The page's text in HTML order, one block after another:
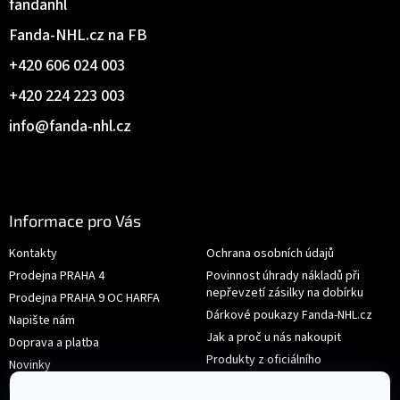
info@fanda-nhl.cz
+420 224 223 003
+420 606 024 003
Fanda-NHL.cz na FB
fandanhl
Informace pro Vás
Kontakty
Prodejna PRAHA 4
Prodejna PRAHA 9 OC HARFA
Napište nám
Doprava a platba
Novinky
Hodnocení obchodu
Ochrana osobních údajů
Povinnost úhrady nákladů při
nepřevzetí zásilky na dobírku
Dárkové poukazy Fanda-NHL.cz
Jak a proč u nás nakoupit
Produkty z oficiálního
shop.nhl.com